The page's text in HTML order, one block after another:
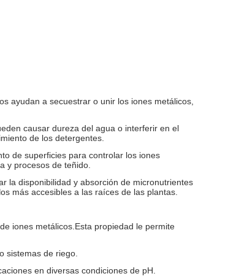
ayudan a secuestrar o unir los iones metálicos,
causar dureza del agua o interferir en el
de los detergentes.
de superficies para controlar los iones
y procesos de teñido.
la disponibilidad y absorción de micronutrientes
más accesibles a las raíces de las plantas.
iones metálicos.Esta propiedad le permite
sistemas de riego.
en diversas condiciones de pH.